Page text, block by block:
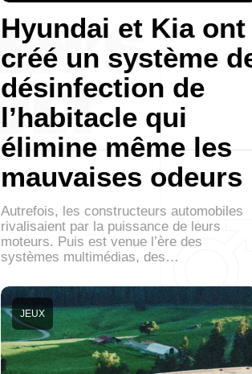
Hyundai et Kia ont
créé un système
désinfection de
l’habitacle qui
élimine même les
mauvaises odeurs
Autrefois, les constructeurs automobiles
rivalisaient par la puissance de leurs
moteurs. Puis est venue l’ère des
systèmes multimédias, des…
JEUX